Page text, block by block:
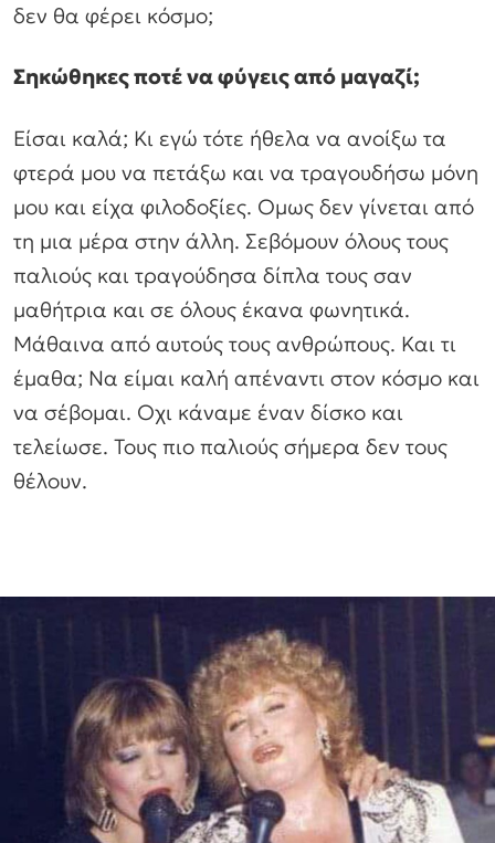
δεν θα φέρει κόσμο;
Σηκώθηκες ποτέ να φύγεις από μαγαζί;
Είσαι καλά; Κι εγώ τότε ήθελα να ανοίξω τα
φτερά μου να πετάξω και να τραγουδήσω μόνη
μου και είχα φιλοδοξίες. Ομως δεν γίνεται από
τη μια μέρα στην άλλη. Σεβόμουν όλους τους
παλιούς και τραγούδησα δίπλα τους σαν
μαθήτρια και σε όλους έκανα φωνητικά.
Μάθαινα από αυτούς τους ανθρώπους. Και τι
έμαθα; Να είμαι καλή απέναντι στον κόσμο και
να σέβομαι. Οχι κάναμε έναν δίσκο και
τελείωσε. Τους πιο παλιούς σήμερα δεν τους
θέλουν.